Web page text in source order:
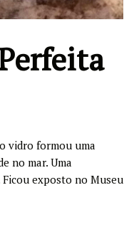
vidro formou uma
no mar. Uma
exposto no Museu